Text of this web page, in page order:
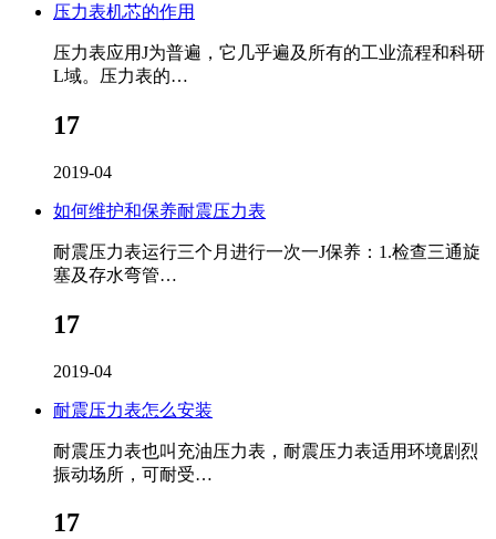
压力表机芯的作用
压力表应用J为普遍，它几乎遍及所有的工业流程和科研
L域。压力表的…
17
2019-04
如何维护和保养耐震压力表
耐震压力表运行三个月进行一次一J保养：1.检查三通旋
塞及存水弯管…
17
2019-04
耐震压力表怎么安装
耐震压力表也叫充油压力表，耐震压力表适用环境剧烈
振动场所，可耐受…
17